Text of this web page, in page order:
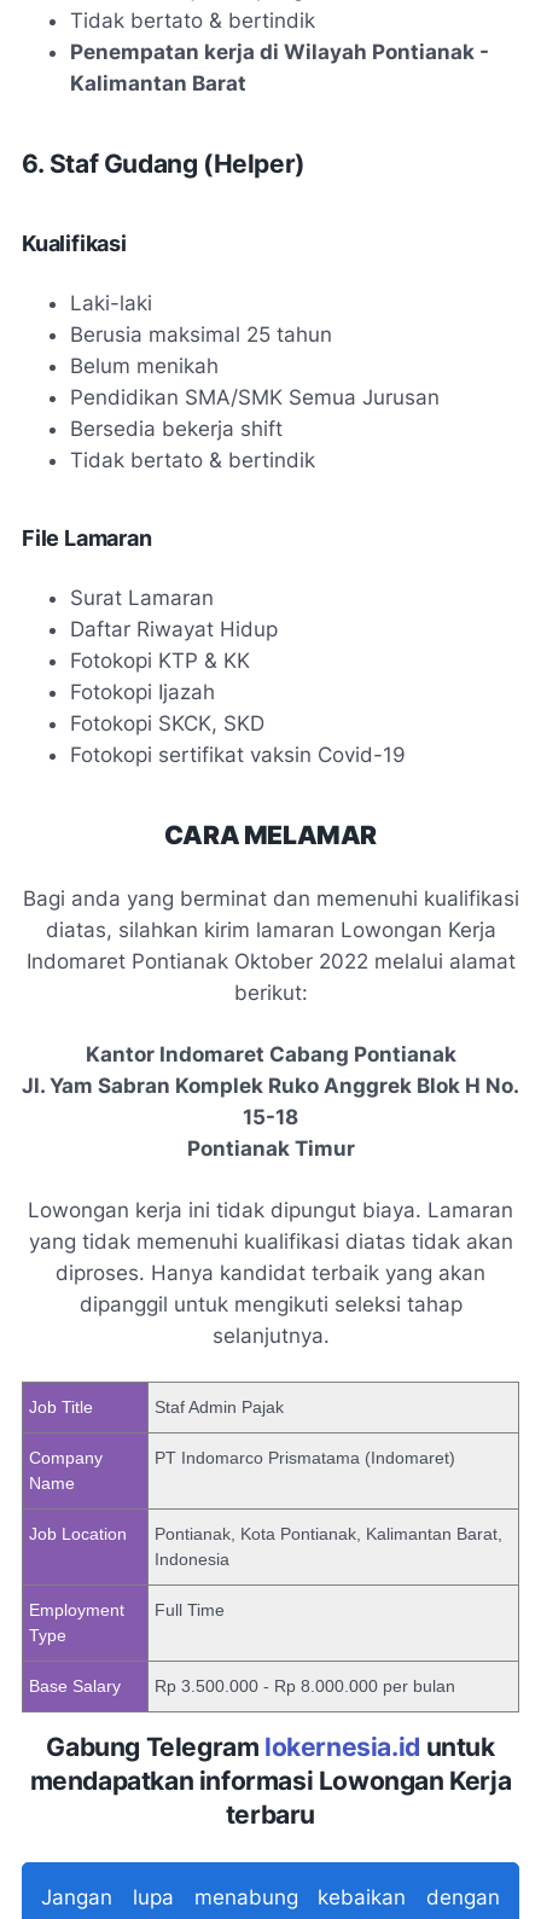
Tidak bertato & bertindik
Penempatan kerja di Wilayah Pontianak -
Kalimantan Barat
6. Staf Gudang (Helper)
Kualifikasi
Laki-laki
Berusia maksimal 25 tahun
Belum menikah
Pendidikan SMA/SMK Semua Jurusan
Bersedia bekerja shift
Tidak bertato & bertindik
File Lamaran
Surat Lamaran
Daftar Riwayat Hidup
Fotokopi KTP & KK
Fotokopi Ijazah
Fotokopi SKCK, SKD
Fotokopi sertifikat vaksin Covid-19
CARA MELAMAR
Bagi anda yang berminat dan memenuhi kualifikasi
diatas, silahkan kirim lamaran Lowongan Kerja
Indomaret Pontianak Oktober 2022 melalui alamat
berikut:
Kantor Indomaret Cabang Pontianak
Jl. Yam Sabran Komplek Ruko Anggrek Blok H No.
15-18
Pontianak Timur
Lowongan kerja ini tidak dipungut biaya. Lamaran
yang tidak memenuhi kualifikasi diatas tidak akan
diproses. Hanya kandidat terbaik yang akan
dipanggil untuk mengikuti seleksi tahap
selanjutnya.
Job Title Staf Admin Pajak
Company
Name
PT Indomarco Prismatama (Indomaret)
Job Location
Pontianak, Kota Pontianak, Kalimantan Barat,
Indonesia
Employment
Type
Full Time
Base Salary Rp 3.500.000 - Rp 8.000.000 per bulan
Gabung Telegram lokernesia.id untuk
mendapatkan informasi Lowongan Kerja
terbaru
Jangan lupa menabung kebaikan dengan